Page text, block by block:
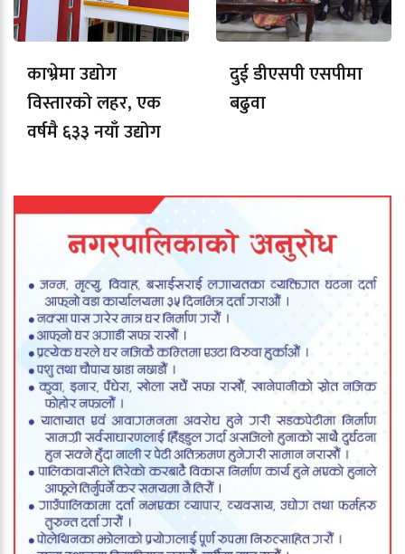
काभ्रेमा उद्योग
विस्तारको लहर, एक
वर्षमै ६३३ नयाँ उद्योग
दुई डीएसपी एसपीमा
बढुवा